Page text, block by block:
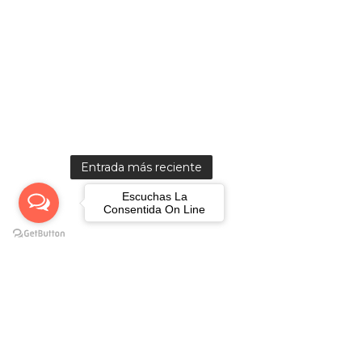
Entrada más reciente
Escuchas La
Consentida On Line